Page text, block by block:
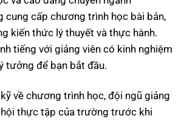
cung cấp chương trình học bài bản,
kiến thức lý thuyết và thực hành.
tiếng với giảng viên có kinh nghiệm
tưởng để bạn bắt đầu.
về chương trình học, đội ngũ giảng
thực tập của trường trước khi